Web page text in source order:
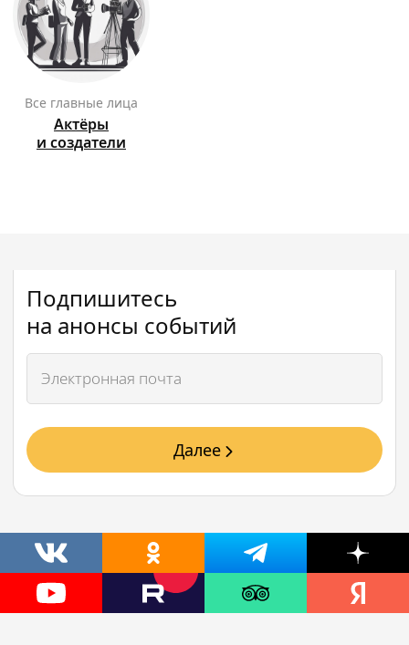
Все главные лица
Актёры
и создатели
Подпишитесь
на анонсы событий
Далее